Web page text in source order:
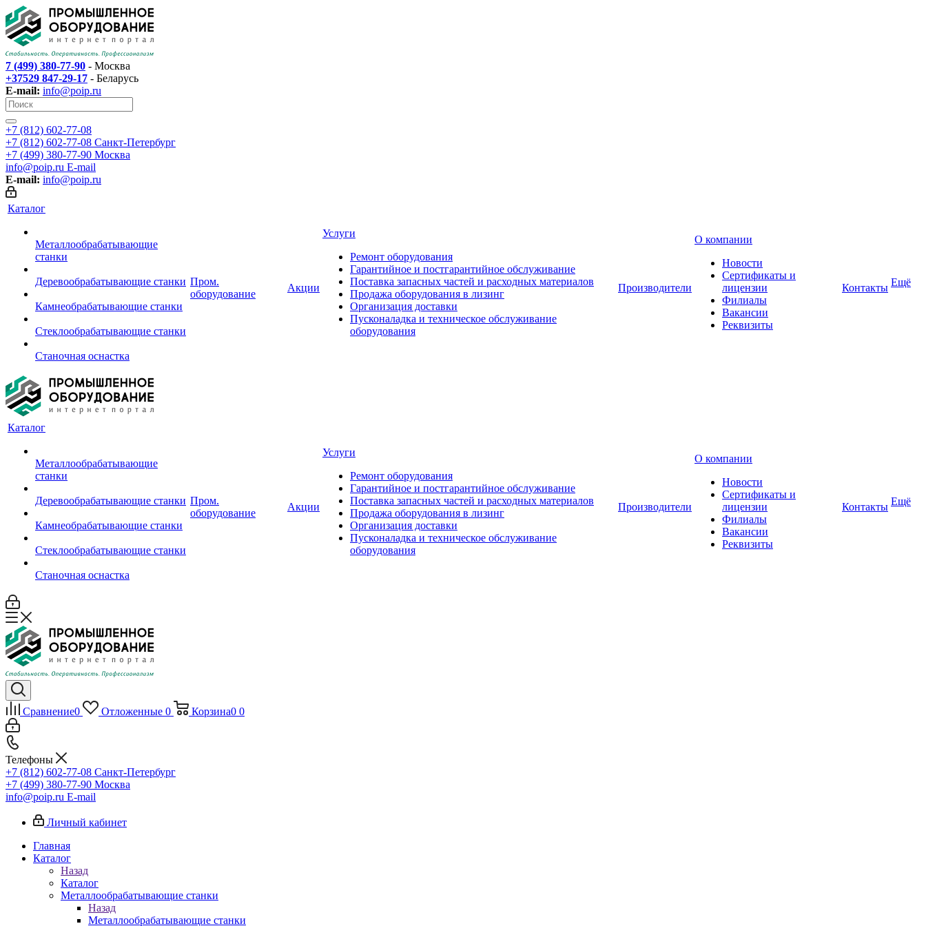
7 (499) 380-77-90 - Москва
+37529 847-29-17 - Беларусь
E-mail: info@poip.ru
+7 (812) 602-77-08
+7 (812) 602-77-08 Санкт-Петербург
+7 (499) 380-77-90 Москва
info@poip.ru E-mail
E-mail: info@poip.ru
Каталог
Металлообрабатывающие
станки
Деревообрабатывающие станки
Камнеобрабатывающие станки
Стеклообрабатывающие станки
Станочная оснастка
Пром.
оборудование
Акции
Услуги
Ремонт оборудования
Гарантийное и постгарантийное обслуживание
Поставка запасных частей и расходных материалов
Продажа оборудования в лизинг
Организация доставки
Пусконаладка и техническое обслуживание
оборудования
Производители
О компании
Новости
Сертификаты и
лицензии
Филиалы
Вакансии
Реквизиты
Контакты Ещё
Каталог
Металлообрабатывающие
станки
Деревообрабатывающие станки
Камнеобрабатывающие станки
Стеклообрабатывающие станки
Станочная оснастка
Пром.
оборудование
Акции
Услуги
Ремонт оборудования
Гарантийное и постгарантийное обслуживание
Поставка запасных частей и расходных материалов
Продажа оборудования в лизинг
Организация доставки
Пусконаладка и техническое обслуживание
оборудования
Производители
О компании
Новости
Сертификаты и
лицензии
Филиалы
Вакансии
Реквизиты
Контакты Ещё
Сравнение0 Отложенные 0 Корзина0 0
Телефоны
+7 (812) 602-77-08 Санкт-Петербург
+7 (499) 380-77-90 Москва
info@poip.ru E-mail
Личный кабинет
Главная
Каталог
Назад
Каталог
Металлообрабатывающие станки
Назад
Металлообрабатывающие станки